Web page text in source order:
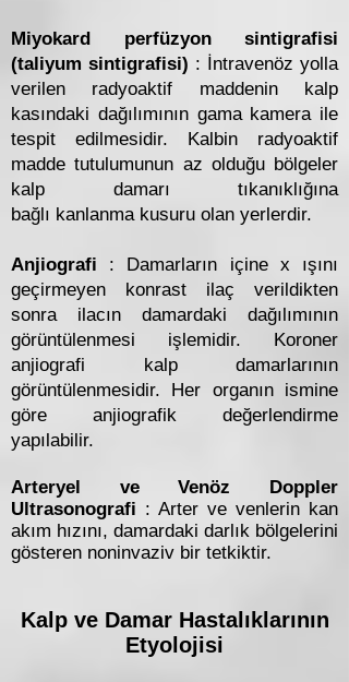
Miyokard perfüzyon sintigrafisi
(taliyum sintigrafisi) : İntravenöz yolla
verilen radyoaktif maddenin kalp
kasındaki dağılımının gama kamera ile
tespit edilmesidir. Kalbin radyoaktif
madde tutulumunun az olduğu bölgeler
kalp damarı tıkanıklığına
bağlı kanlanma kusuru olan yerlerdir.
Anjiografi : Damarların içine x ışını
geçirmeyen konrast ilaç verildikten
sonra ilacın damardaki dağılımının
görüntülenmesi işlemidir. Koroner
anjiografi kalp damarlarının
görüntülenmesidir. Her organın ismine
göre anjiografik değerlendirme
yapılabilir.
Arteryel ve Venöz Doppler
Ultrasonografi : Arter ve venlerin kan
akım hızını, damardaki darlık bölgelerini
gösteren noninvaziv bir tetkiktir.
Kalp ve Damar Hastalıklarının
Etyolojisi